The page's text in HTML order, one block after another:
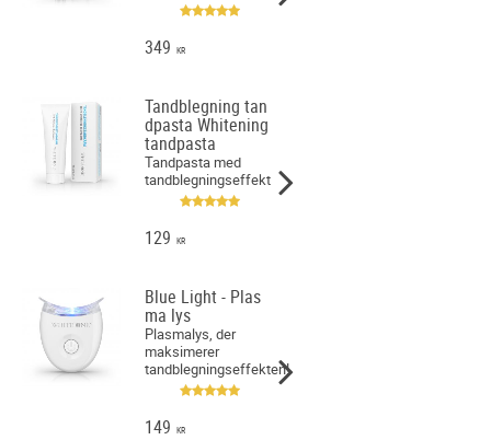
349 KR
Tandblegning tan
dpasta Whitening
tandpasta
Tandpasta med
tandblegningseffekt
129 KR
Blue Light - Plas
ma lys
Plasmalys, der
maksimerer
tandblegningseffekten!
149 KR